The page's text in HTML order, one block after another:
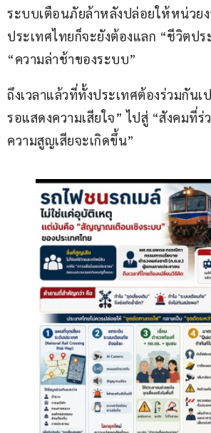
ระบบเตือนภัยล้าหลังปล่อยให้หน่วย
ประเทศไทยก็จะยังต้องแลก “ชีวิตป
“ความล่าช้าของระบบ”
ถึงเวลาแล้วที่ทั้งประเทศต้องร่วมกัน
รอแสดงความเสียใจ” ไปสู่ “สังคมที่
ความสูญเสียจะเกิดขึ้น”